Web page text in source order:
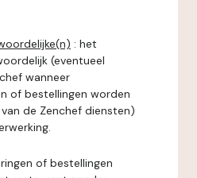
: het
(eventueel
wanneer
of bestellingen worden
de Zenchef diensten)
of bestellingen